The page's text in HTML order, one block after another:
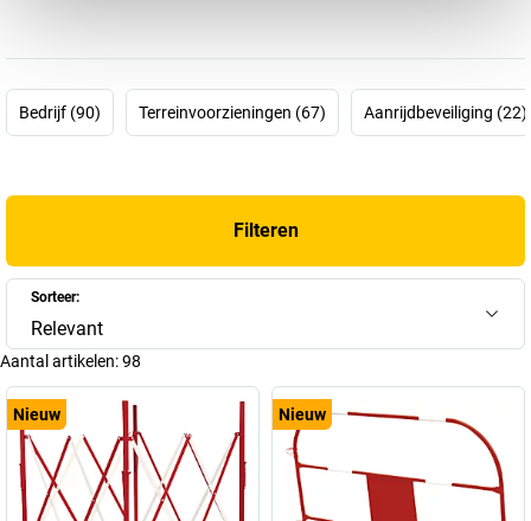
Europese marktleiders in dit segment. Het productassortiment
omvatoverkappingen, zitbanken, afvalbakken, fietsenrekkenen
nog veel meer.
fabricage en productie.
Samen met PROCITY® kunt u nu ook
en esthetisch. Ontdek nu onze producten!
Bedrijf (90) Terreinvoorzieningen (67) Aanrijdbeveiliging (22)
Filteren
Sorteer:
Relevant
Aantal artikelen:98
Nieuw Nieuw